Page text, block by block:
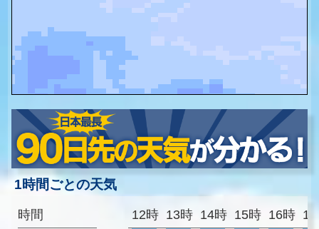
1時間ごとの天気
時間
12時 13時 14時 15時 16時